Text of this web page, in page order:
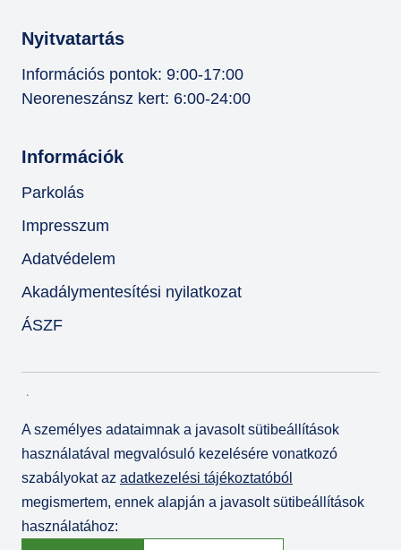
Nyitvatartás
Információs pontok: 9:00-17:00
Neoreneszánsz kert: 6:00-24:00
Információk
Parkolás
Impresszum
Adatvédelem
Akadálymentesítési nyilatkozat
ÁSZF
© Várkert Bazár 2026
Fejlesztette azIntegral Vision Kft.
A személyes adataimnak a javasolt sütibeállítások
használatával megvalósuló kezelésére vonatkozó
szabályokat az adatkezelési tájékoztatóból
megismertem, ennek alapján a javasolt sütibeállítások
használatához: